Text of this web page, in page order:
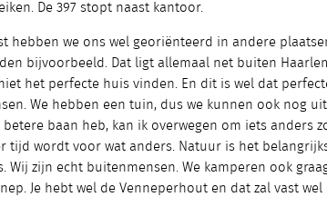
De 397 stopt naast kantoor.
hebben we ons wel georiënteerd in andere
bijvoorbeeld. Dat ligt allemaal net buiten
het perfecte huis vinden. En dit is wel dat
We hebben een tuin, dus we kunnen ook nog
betere baan heb, kan ik overwegen om iets anders
tijd wordt voor wat anders. Natuur is het
Wij zijn echt buitenmensen. We kamperen ook
Je hebt wel de Venneperhout en dat zal vast